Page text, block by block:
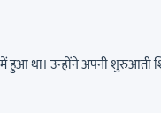
था। उन्होंने अपनी शुरुआती